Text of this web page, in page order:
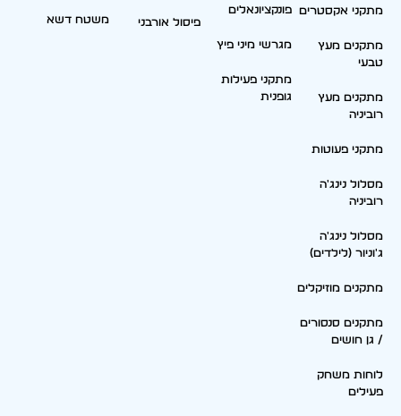
מתקני אקסטרים
מתקנים מעץ
טבעי
מתקנים מעץ
רוביניה
מתקני פעוטות
מסלול נינג'ה
רוביניה
מסלול נינג'ה
ג'וניור (לילדים)
מתקנים מוזיקלים
מתקנים סנסורים
/ גן חושים
לוחות משחק
פעילים
פונקציונאלים
מגרשי מיני פיץ
מתקני פעילות
גופנית
פיסול אורבני משטח דשא